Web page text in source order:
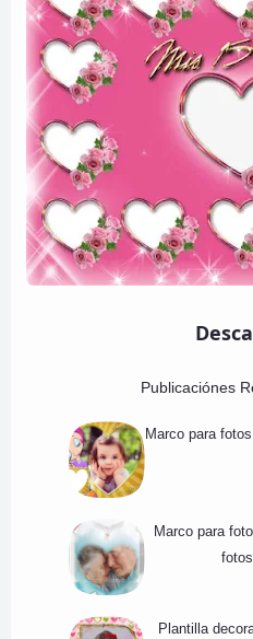
Publicaciónes
Marco para
Marco para
Plantilla